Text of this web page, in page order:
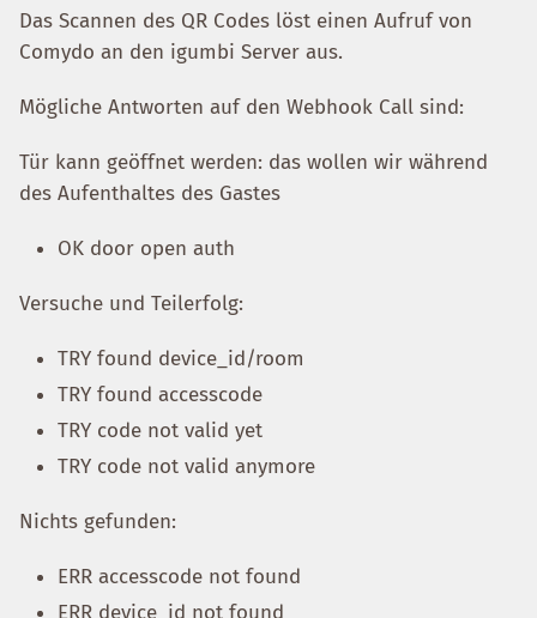
Das Scannen des QR Codes löst einen Aufruf von
Comydo an den igumbi Server aus.
Mögliche Antworten auf den Webhook Call sind:
Tür kann geöffnet werden: das wollen wir während
des Aufenthaltes des Gastes
OK door open auth
Versuche und Teilerfolg:
TRY found device_id/room
TRY found accesscode
TRY code not valid yet
TRY code not valid anymore
Nichts gefunden:
ERR accesscode not found
ERR device_id not found